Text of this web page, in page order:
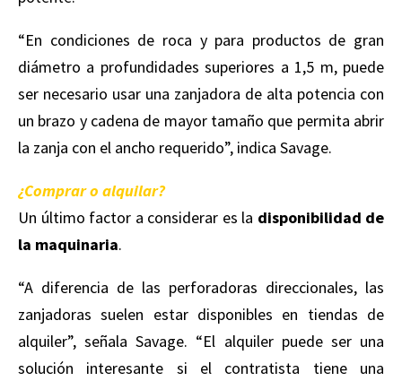
“En condiciones de roca y para productos de gran
diámetro a profundidades superiores a 1,5 m, puede
ser necesario usar una zanjadora de alta potencia con
un brazo y cadena de mayor tamaño que permita abrir
la zanja con el ancho requerido”, indica Savage.
¿Comprar o alquilar?
Un último factor a considerar es la disponibilidad de
la maquinaria.
“A diferencia de las perforadoras direccionales, las
zanjadoras suelen estar disponibles en tiendas de
alquiler”, señala Savage. “El alquiler puede ser una
solución interesante si el contratista tiene una